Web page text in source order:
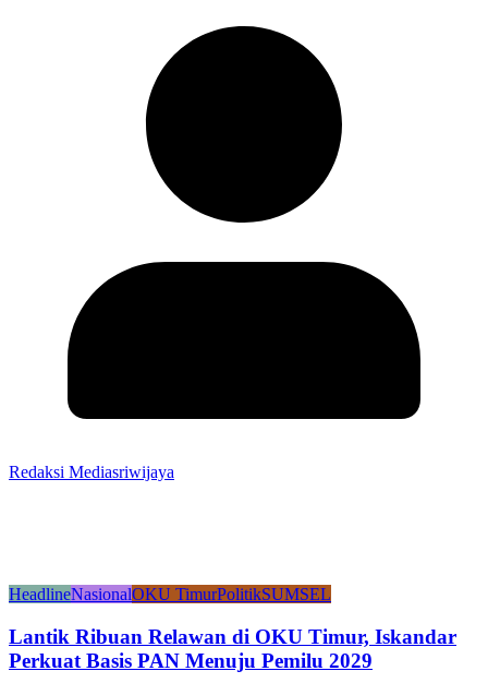
Redaksi Mediasriwijaya
HeadlineNasionalOKU TimurPolitikSUMSEL
Lantik Ribuan Relawan di OKU Timur, Iskandar
Perkuat Basis PAN Menuju Pemilu 2029